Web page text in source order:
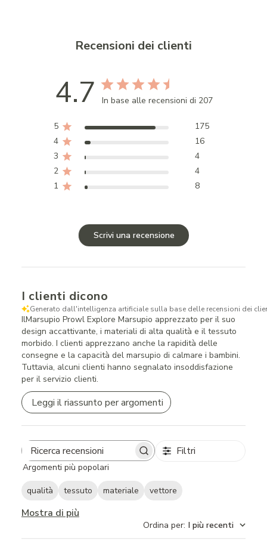
Recensioni dei clienti
4.7 In base alle recensioni di 207
5
175
4
16
3
4
2
4
1
8
Scrivi una recensione
I clienti dicono
Generato dall'intelligenza artificiale sulla base delle recensioni dei
IlMarsupio Prowl Explore Marsupio apprezzato per il suo
design accattivante, i materiali di alta qualità e il tessuto
morbido. I clienti apprezzano anche la rapidità delle
consegne e la capacità del marsupio di calmare i bambini.
Tuttavia, alcuni clienti hanno segnalato insoddisfazione
per il servizio clienti.
Leggi il riassunto per argomenti
Search
reviews
Filtri
Argomenti più popolari
qualità tessuto materiale vettore
Mostra di più
Ordina per: I più recenti